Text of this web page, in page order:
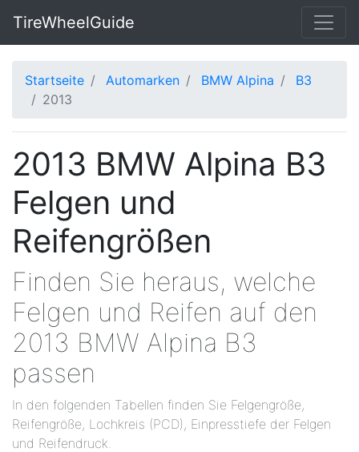
TireWheelGuide
Startseite Automarken BMW Alpina
B3
2013
2013 BMW Alpina B3
Felgen und
Reifengrößen
Finden Sie heraus, welche
Felgen und Reifen auf den
2013 BMW Alpina B3
passen
In den folgenden Tabellen finden Sie Felgengröße,
Reifengröße, Lochkreis (PCD), Einpresstiefe der Felgen
und Reifendruck.